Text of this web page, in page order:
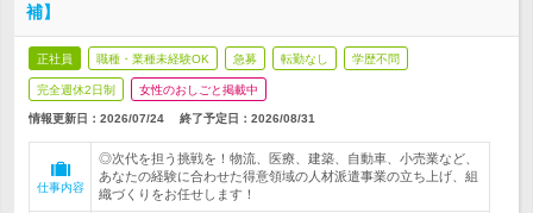
補】
正社員 職種・業種未経験OK 急募 転勤なし 学歴不問
完全週休2日制 女性のおしごと掲載中
情報更新日：2026/07/24 終了予定日： 2026/08/31
仕事内容
◎次代を担う挑戦を！物流、医療、建築、自動車、小売業など、
あなたの経験に合わせた得意領域の人材派遣事業の立ち上げ、組
織づくりをお任せします！